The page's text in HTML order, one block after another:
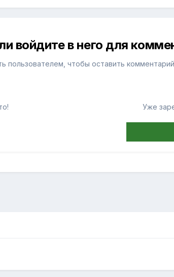
войдите в него для
пользователем, чтобы оставить комментарий
Уже